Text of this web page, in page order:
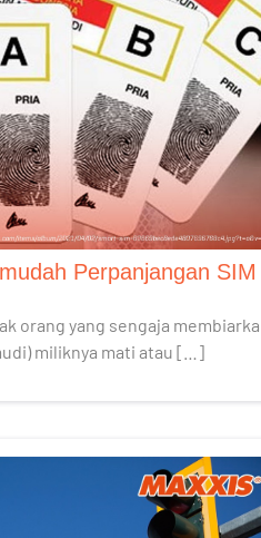
Perpanjangan SIM
orang yang sengaja
miliknya mati atau […]